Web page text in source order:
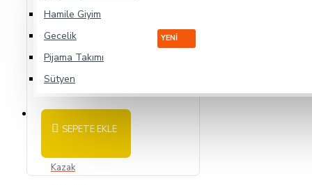
Hamile Giyim
Gecelik
Pijama Takımı
Sütyen
Erkek
Kazak
YENI
225,00TL
SEPETE EKLE